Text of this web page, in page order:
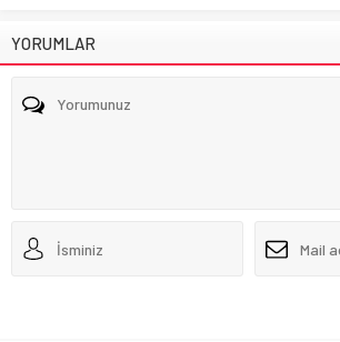
YORUMLAR